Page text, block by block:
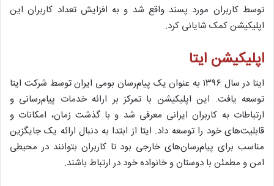
توسط کاربران مورد پسند واقع شد و به افزایش تعداد کاربران این
اپلیکیشن کمک شایانی کرد.
اپلیکیشن ایتا
ایتا در سال ۱۳۹۶ به عنوان یک پیام‌رسان بومی ایران توسط شرکت ایتا
توسعه یافت. این اپلیکیشن با تمرکز بر ارائه خدمات پیام‌رسانی و
ارتباطات به کاربران ایرانی معرفی شد و با گذشت زمان، امکانات و
قابلیت‌های خود را توسعه داد. ایتا از ابتدا به دنبال ارائه یک جایگزین
مناسب برای پیام‌رسان‌های خارجی بود تا کاربران بتوانند در محیطی
امن و مطمئن با دوستان و خانواده خود در ارتباط باشند.